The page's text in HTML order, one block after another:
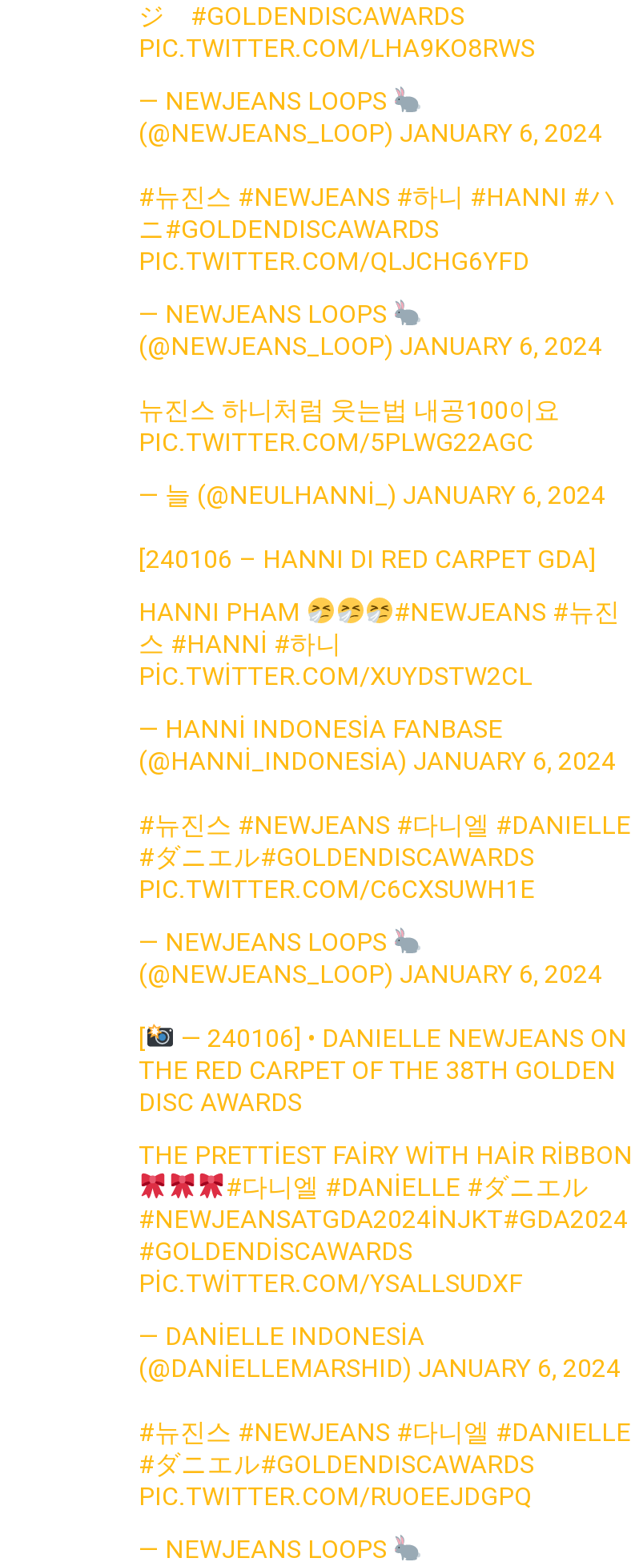
ジ
#GOLDENDISCAWARDS
PIC.TWITTER.COM/LHA9KO8RWS
— NEWJEANS LOOPS
(@NEWJEANS_LOOP) JANUARY 6, 2024
#뉴진스 #NEWJEANS #하니 #HANNI #ハ
ニ#GOLDENDISCAWARDS
PIC.TWITTER.COM/QLJCHG6YFD
— NEWJEANS LOOPS
(@NEWJEANS_LOOP) JANUARY 6, 2024
뉴진스 하니처럼 웃는법 내공100이요
PIC.TWITTER.COM/5PLWG22AGC
— 늘 (@NEULHANNI_) JANUARY 6, 2024
[240106 – HANNI DI RED CARPET GDA]
HANNI PHAM
#NEWJEANS #뉴진
스 #HANNI #하니
PIC.TWITTER.COM/XUYDSTW2CL
— HANNI INDONESIA FANBASE
(@HANNI_INDONESIA) JANUARY 6, 2024
#뉴진스 #NEWJEANS #다니엘 #DANIELLE
#ダニエル#GOLDENDISCAWARDS
PIC.TWITTER.COM/C6CXSUWH1E
— NEWJEANS LOOPS
(@NEWJEANS_LOOP) JANUARY 6, 2024
[
— 240106] • DANIELLE NEWJEANS ON
THE RED CARPET OF THE 38TH GOLDEN
DISC AWARDS
THE PRETTIEST FAIRY WITH HAIR RIBBON
#다니엘 #DANIELLE #ダニエル
#NEWJEANSATGDA2024INJKT#GDA2024
#GOLDENDISCAWARDS
PIC.TWITTER.COM/YSALLSUDXF
— DANIELLE INDONESIA
(@DANIELLEMARSHID) JANUARY 6, 2024
#뉴진스 #NEWJEANS #다니엘 #DANIELLE
#ダニエル#GOLDENDISCAWARDS
PIC.TWITTER.COM/RUOEEJDGPQ
— NEWJEANS LOOPS